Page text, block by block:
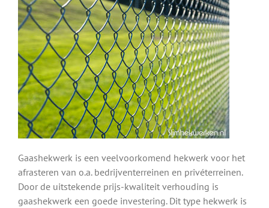
Gaashekwerk is een veelvoorkomend hekwerk voor het
afrasteren van o.a. bedrijventerreinen en privéterreinen.
Door de uitstekende prijs-kwaliteit verhouding is
gaashekwerk een goede investering. Dit type hekwerk is